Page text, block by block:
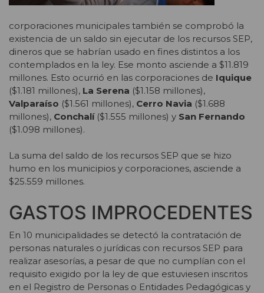
corporaciones municipales también se comprobó la
existencia de un saldo sin ejecutar de los recursos SEP,
dineros que se habrían usado en fines distintos a los
contemplados en la ley. Ese monto asciende a $11.819
millones. Esto ocurrió en las corporaciones de Iquique
($1.181 millones), La Serena ($1.158 millones),
Valparaíso ($1.561 millones), Cerro Navia ($1.688
millones), Conchalí($1.555 millones) y San Fernando
($1.098 millones).
La suma del saldo de los recursos SEP que se hizo
humo en los municipios y corporaciones, asciende a
$25.559 millones.
GASTOS IMPROCEDENTES
En 10 municipalidades se detectó la contratación de
personas naturales o jurídicas con recursos SEP para
realizar asesorías, a pesar de que no cumplían con el
requisito exigido por la ley de que estuviesen inscritos
en el Registro de Personas o Entidades Pedagógicas y